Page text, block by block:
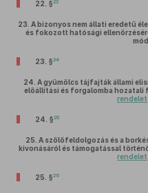
22. §23
23. A bizonyos nem állati eredetű
és fokozott hatósági
23. §24
24. A gyümölcs tájfajták állami
előállítási és forgalomba hozatali
rendelet
24. §25
25. A szőlőfeldolgozás és a
kivonásáról és támogatással
rendelet
25. §26